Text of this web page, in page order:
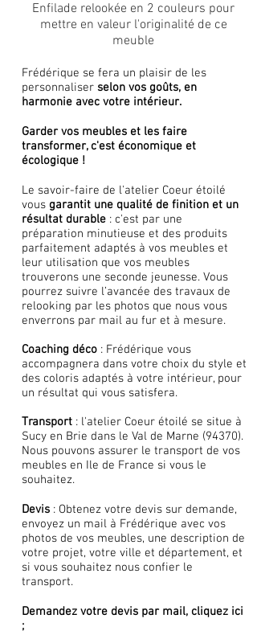
Zoom
Enfilade relookée en 2 couleurs pour
mettre en valeur l'originalité de ce
meuble
Frédérique se fera un plaisir de les
personnaliser selon vos goûts, en
harmonie avec votre intérieur.
Garder vos meubles et les faire
transformer, c'est économique et
écologique !
Le savoir-faire de l'atelier Coeur étoilé
vous garantit une qualité de finition et un
résultat durable : c'est par une
préparation minutieuse et des produits
parfaitement adaptés à vos meubles et
leur utilisation que vos meubles
trouverons une seconde jeunesse. Vous
pourrez suivre l’avancée des travaux de
relooking par les photos que nous vous
enverrons par mail au fur et à mesure.
Coaching déco : Frédérique vous
accompagnera dans votre choix du style et
des coloris adaptés à votre intérieur, pour
un résultat qui vous satisfera.
Transport : l'atelier Coeur étoilé se situe à
Sucy en Brie dans le Val de Marne (94370).
Nous pouvons assurer le transport de vos
meubles en Ile de France si vous le
souhaitez.
Devis : Obtenez votre devis sur demande,
envoyez un mail à Frédérique avec vos
photos de vos meubles, une description de
votre projet, votre ville et département, et
si vous souhaitez nous confier le
transport.
Demandez votre devis par mail, cliquez ici
;